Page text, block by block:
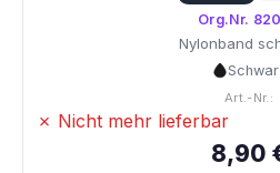
Org.Nr.
Nylonband
Art.-Nr.:
✗ Nicht mehr lieferbar
8,90